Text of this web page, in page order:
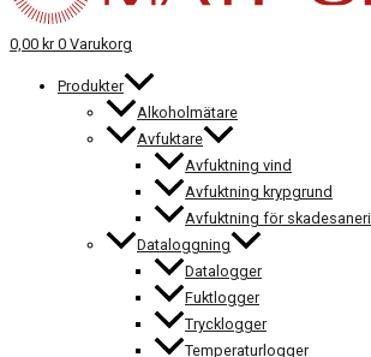
0,00 kr 0 Varukorg
Produkter
Alkoholmätare
Avfuktare
Avfuktning vind
Avfuktning krypgrund
Avfuktning för
Dataloggning
Datalogger
Fuktlogger
Trycklogger
Temperaturlogger